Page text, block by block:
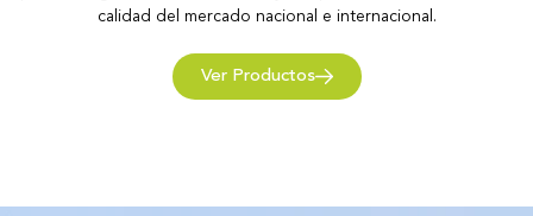
calidad del mercado nacional e internacional.
Ver Productos